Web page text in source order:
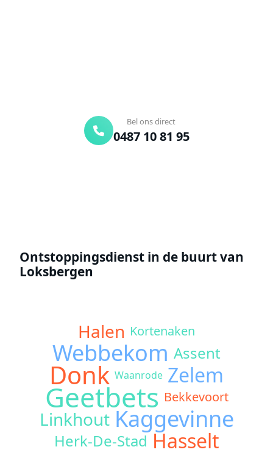
Bel ons direct
0487 10 81 95
Ontstoppingsdienst in de buurt van
Loksbergen
Halen Kortenaken
Webbekom Assent
Donk Waanrode Zelem
Geetbets Bekkevoort
Linkhout Kaggevinne
Herk-De-Stad Hasselt